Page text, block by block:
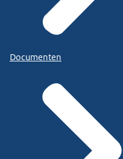
Documenten